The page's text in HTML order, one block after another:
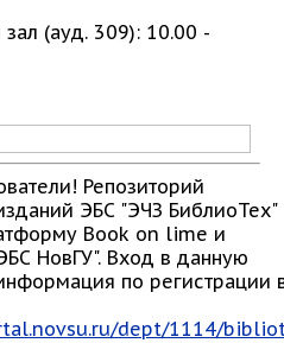
(ауд. 309): 10.00 -
Репозиторий
ЭБС "ЭЧЗ БиблиоТех"
Book on lime и
НовГУ". Вход в данную
по регистрации
dept/1114/